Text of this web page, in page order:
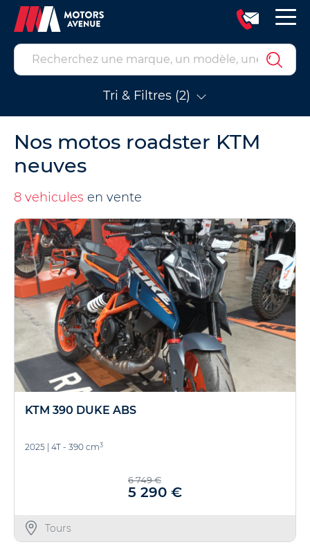
Tri & Filtres (2)
Nos motos roadster KTM
neuves
8 vehicules en vente
KTM 390 DUKE ABS
2025 4T - 390 cm3
6 749 €
5 290 €
Tours